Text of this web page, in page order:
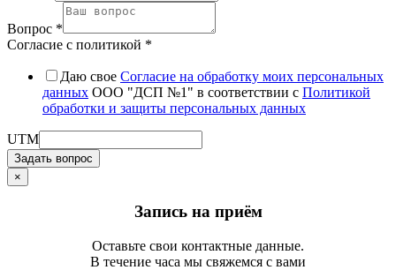
Вопрос *
Согласие с политикой *
Даю свое Cогласие на обработку моих персональных
данных ООО "ДСП №1" в соответствии с Политикой
обработки и защиты персональных данных
UTM
Задать вопрос
×
Запись на приём
Оставьте свои контактные данные.
В течение часа мы свяжемся с вами